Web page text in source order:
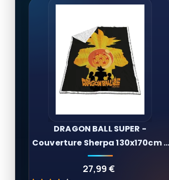
DRAGON BALL SUPER -
Couverture Sherpa 130x170cm -
Dragon Ball
27,99 €